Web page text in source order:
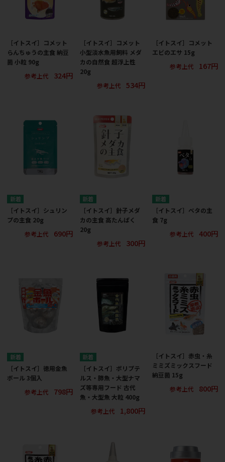
［イトスイ］コメット
らんちゅうの主食 納豆
菌 小粒 90g
参考上代
324円
［イトスイ］コメット
小型淡水魚用飼料 メダ
カの自然食 超浮上性
20g
参考上代
534円
［イトスイ］コメット
エビのエサ 15g
参考上代
167円
［イトスイ］シュリン
プの主食 20g
参考上代
690円
［イトスイ］針子メダ
カの主食 高たんぱく
20g
参考上代
300円
［イトスイ］ベタの主
食 7g
参考上代
400円
［イトスイ］徳用金魚
ボール 3個入
参考上代
798円
［イトスイ］ポリプテ
ルス・肺魚・大型ナマ
ズ等専用フード 古代
魚・大型魚 大粒 400g
参考上代
1,800円
［イトスイ］赤虫・糸
ミミズミックスフード
納豆菌 15g
参考上代
800円